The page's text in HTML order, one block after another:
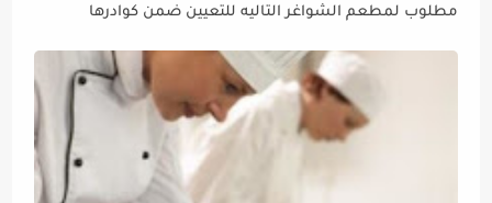
مطلوب لمطعم الشواغر التاليه للتعيين ضمن كوادرها